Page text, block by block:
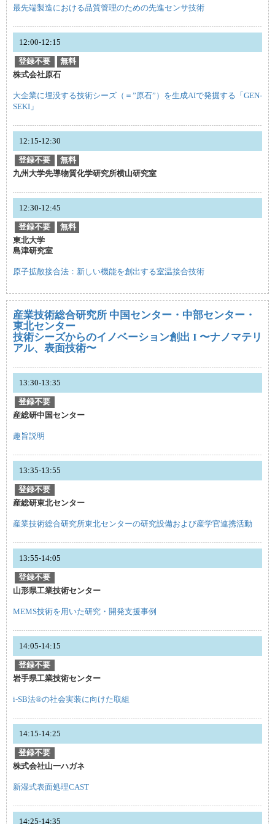
最先端製造における品質管理のための先進センサ技術
12:00-12:15
登録不要
無料
株式会社原石
大企業に埋没する技術シーズ（＝”原石”）を生成AIで発掘する「GEN-
SEKI」
12:15-12:30
登録不要
無料
九州大学先導物質化学研究所横山研究室
12:30-12:45
登録不要
無料
東北大学
島津研究室
原子拡散接合法：新しい機能を創出する室温接合技術
産業技術総合研究所 中国センター・中部センター・
東北センター
技術シーズからのイノベーション創出 I 〜ナノマテリ
アル、表⾯技術〜
13:30-13:35
登録不要
産総研中国センター
趣旨説明
13:35-13:55
登録不要
産総研東北センター
産業技術総合研究所東北センターの研究設備および産学官連携活動
13:55-14:05
登録不要
山形県工業技術センター
MEMS技術を用いた研究・開発支援事例
14:05-14:15
登録不要
岩手県工業技術センター
i-SB法®の社会実装に向けた取組
14:15-14:25
登録不要
株式会社山一ハガネ
新湿式表面処理CAST
14:25-14:35